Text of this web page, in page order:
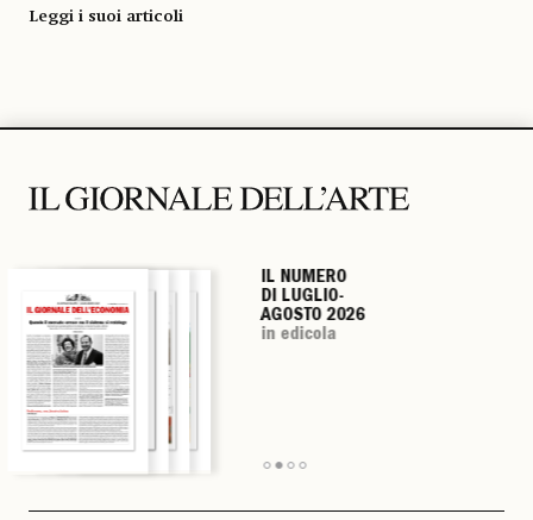
Leggi i suoi articoli
IL NUMERO
DI LUGLIO-
AGOSTO 2026
in edicola
IL NUMERO
DI LUGLIO-
AGOSTO 2026
in edicola
IL NUMERO
DI LUGLIO-
AGOSTO 2026
in edicola
IL NUMERO
DI LUGLIO-
AGOSTO 2026
in edicola